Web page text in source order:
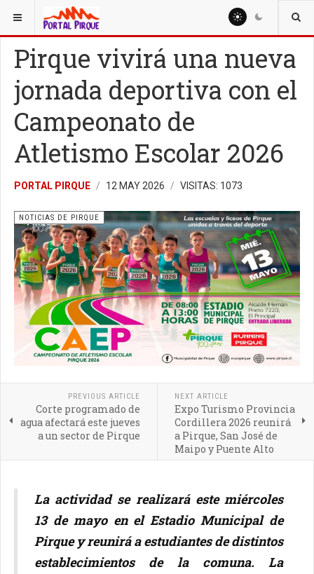
ESTÁ AQUÍ: NOTICIAS
Pirque vivirá una nueva
jornada deportiva con el
Campeonato de
Atletismo Escolar 2026
PORTAL PIRQUE 12 MAY 2026 VISITAS: 1073
NOTICIAS DE PIRQUE
PREVIOUS ARTICLE
Corte programado de
agua afectará este jueves
a un sector de Pirque
NEXT ARTICLE
Expo Turismo Provincia
Cordillera 2026 reunirá
a Pirque, San José de
Maipo y Puente Alto
La actividad se realizará este miércoles
13 de mayo en el Estadio Municipal de
Pirque y reunirá a estudiantes de distintos
establecimientos de la comuna. La